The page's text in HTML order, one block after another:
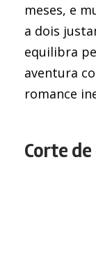
meses, e
a dois
equilibra
aventura
romance
Corte